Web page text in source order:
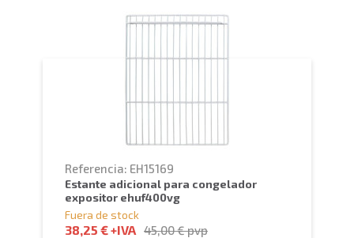
Referencia: EH15169
estante adicional para congelador
expositor ehuf400vg
Fuera de stock
38,25 €+IVA 45,00 €pvp